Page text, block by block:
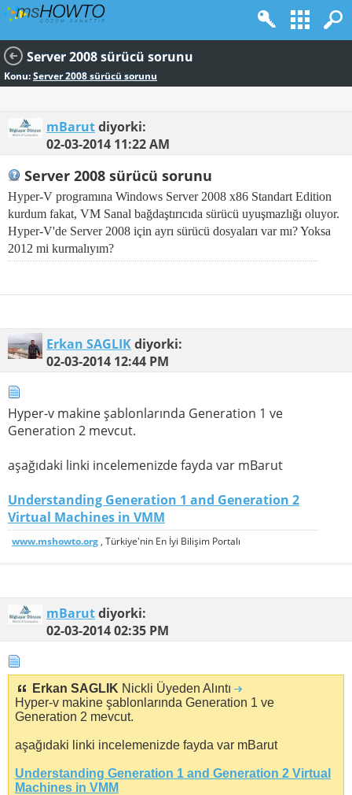
Server 2008 sürücü sorunu
Konu:Server 2008 sürücü sorunu
mBarutdiyorki:
02-03-2014 11:22 AM
Server 2008 sürücü sorunu
Hyper-V programına Windows Server 2008 x86 Standart Edition
kurdum fakat, VM Sanal bağdaştırıcıda sürücü uyuşmazlığı oluyor.
Hyper-V'de Server 2008 için ayrı sürücü dosyaları var mı? Yoksa
2012 mi kurmalıyım?
Erkan SAGLIKdiyorki:
02-03-2014 12:44 PM
Hyper-v makine şablonlarında Generation 1 ve
Generation 2 mevcut.
aşağıdaki linki incelemenizde fayda var mBarut
Understanding Generation 1 and Generation 2
Virtual Machines in VMM
www.mshowto.org , Türkiye'nin En İyi Bilişim Portalı
mBarutdiyorki:
02-03-201402:35 PM
Erkan SAGLIK Nickli Üyeden Alıntı
Hyper-v makine şablonlarında Generation 1 ve
Generation 2 mevcut.
aşağıdaki linki incelemenizde fayda var mBarut
Understanding Generation 1 and Generation 2 Virtual
Machines in VMM